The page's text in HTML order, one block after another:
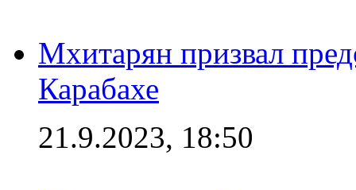
Мхитарян призвал
Карабахе
21.9.2023, 18:50